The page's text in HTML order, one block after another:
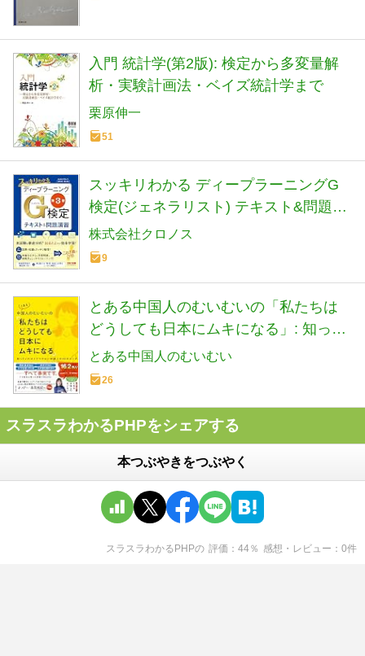
入門 統計学(第2版): 検定から多変量解
析・実験計画法・ベイズ統計学まで
栗原伸一
51
スッキリわかる ディープラーニングG
検定(ジェネラリスト) テキスト&問題演
習 第3版 [本試験を徹底分析！出るとこ
だけ効率学習！](TAC出版)
株式会社クロノス
9
とある中国人のむいむいの「私たちは
どうしても日本にムキになる」: 知って
いればイラつかない中国人の39のホン
ネ
とある中国人のむいむい
26
スラスラわかるPHPをシェアする
本つぶやきをつぶやく
スラスラわかるPHPの 評価 44％ 感想・レビュー 0件